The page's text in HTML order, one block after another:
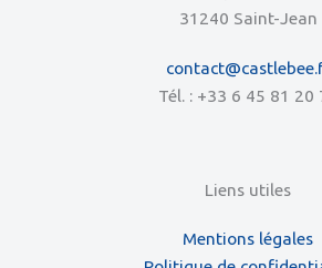
31240 Saint-Jean
Tél. : +33 6 45 81 20
Liens utiles
Mentions légales